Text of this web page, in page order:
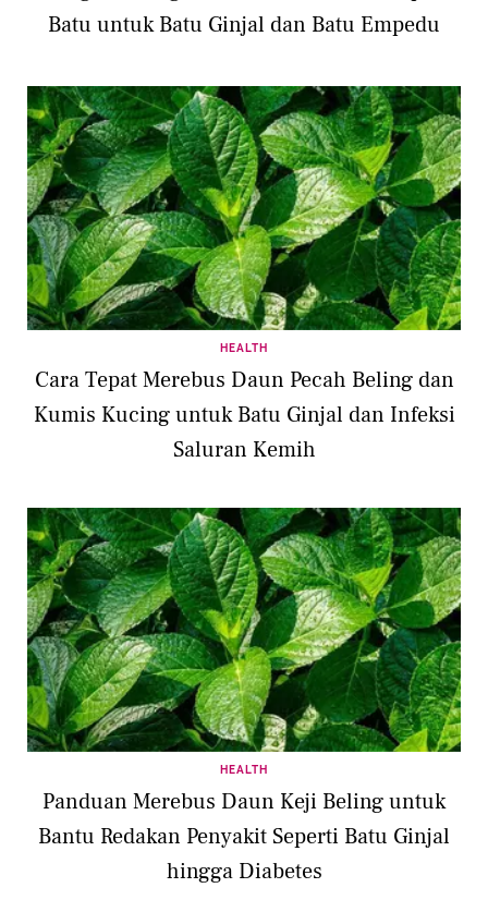
Batu untuk Batu Ginjal dan Batu Empedu
HEALTH
Cara Tepat Merebus Daun Pecah Beling dan
Kumis Kucing untuk Batu Ginjal dan Infeksi
Saluran Kemih
HEALTH
Panduan Merebus Daun Keji Beling untuk
Bantu Redakan Penyakit Seperti Batu Ginjal
hingga Diabetes